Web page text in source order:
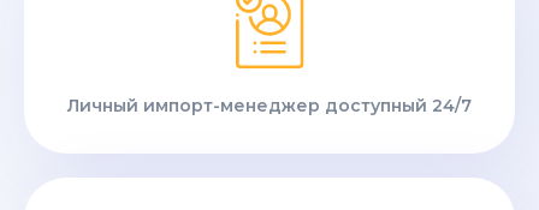
Личный импорт-менеджер доступный 24/7